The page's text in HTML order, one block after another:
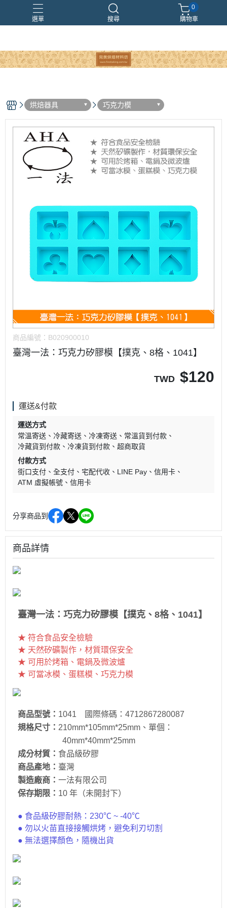
選單 搜尋
0
購物車
烘焙器具 巧克力模
商品編號： B020900010
臺灣一法：巧克力矽膠模【撲克、8格、1041】
TWD $120
運送&付款
運送方式
常溫寄送
冷藏寄送 冷凍寄送
常溫貨到付款
冷藏貨到付款
冷凍貨到付款
超商取貨
付款方式
街口支付
全支付 宅配代收 LINE Pay
信用卡
ATM 虛擬帳號
信用卡
分享商品到
商品詳情
臺灣一法：巧克力矽膠模【撲克、8格、1041】
★ 符合食品安全檢驗
★ 天然矽礦製作，材質環保安全
★ 可用於烤箱、電鍋及微波爐
★ 可當冰模、蛋糕模、巧克力模
商品型號： 1041 國際條碼：4712867280087
規格尺寸： 210mm*105mm*25mm、單個：
40mm*40mm*25mm
成分材質： 食品級矽膠
商品產地： 臺灣
製造廠商： 一法有限公司
保存期限： 10 年（未開封下）
● 食品級矽膠耐熱：230℃ ~ -40℃
● 勿以火苗直接接觸烘烤，避免利刃切割
● 無法選擇顏色，隨機出貨